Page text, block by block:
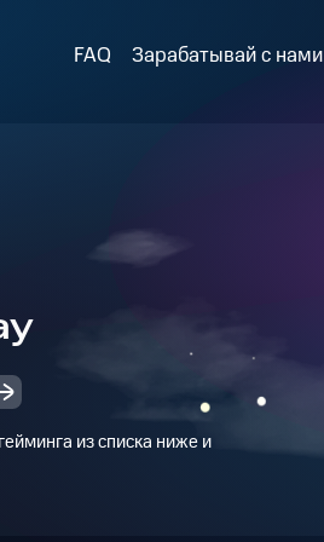
FAQ Зарабатывай с нами
из списка ниже и